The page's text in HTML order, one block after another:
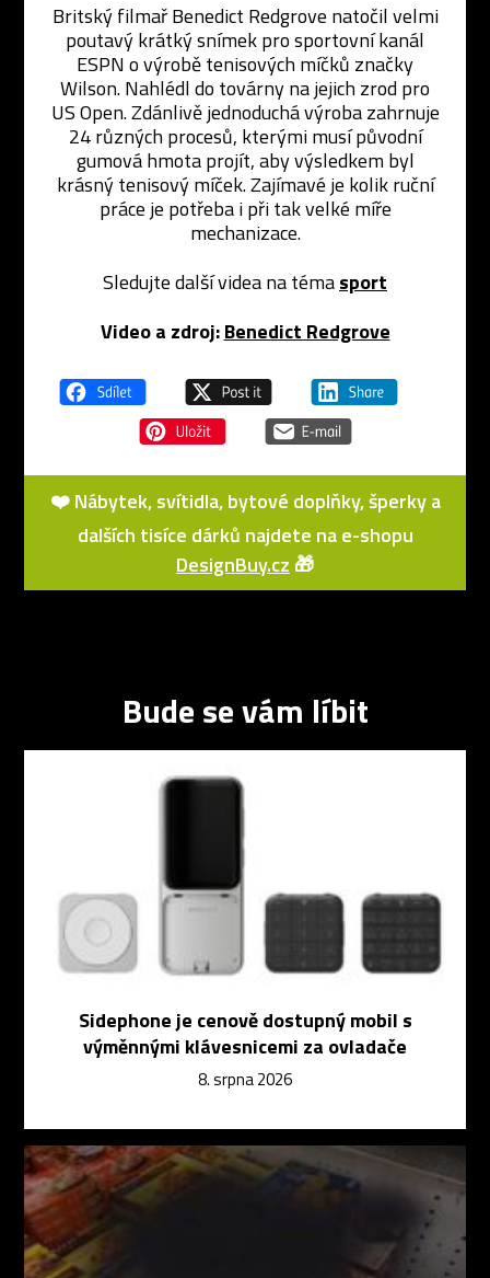
Britský filmař Benedict Redgrove natočil velmi
poutavý krátký snímek pro sportovní kanál
ESPN o výrobě tenisových míčků značky
Wilson. Nahlédl do továrny na jejich zrod pro
US Open. Zdánlivě jednoduchá výroba zahrnuje
24 různých procesů, kterými musí původní
gumová hmota projít, aby výsledkem byl
krásný tenisový míček. Zajímavé je kolik ruční
práce je potřeba i při tak velké míře
mechanizace.
Sledujte další videa na témasport
Video a zdroj: Benedict Redgrove
❤️ Nábytek, svítidla, bytové doplňky, šperky a
dalších tisíce dárků najdete na e-shopu
DesignBuy.cz 🎁
Bude se vám líbit
Sidephone je cenově dostupný mobil s
výměnnými klávesnicemi za ovladače
8. srpna 2026